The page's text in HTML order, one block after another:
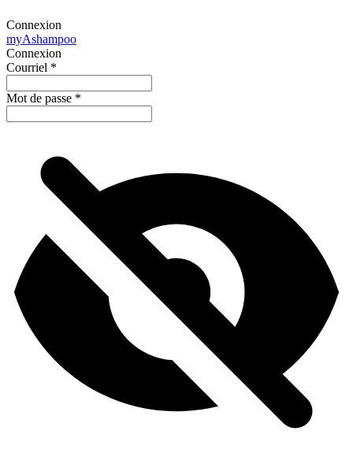
Connexion
myAshampoo
Connexion
Courriel *
Mot de passe *